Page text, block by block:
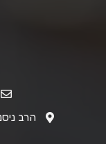
הרב ניסנבאום 37, בת